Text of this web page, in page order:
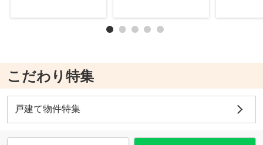
こだわり特集
戸建て物件特集